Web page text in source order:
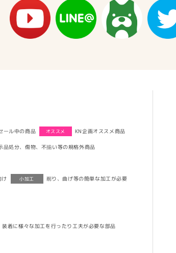
ール中の商品 オススメ KN企画オススメ商品
品処分、傷物、不揃い等の規格外商品
け 小加工 削り、曲げ等の簡単な加工が必要
装着に様々な加工を行ったり工夫が必要な部品